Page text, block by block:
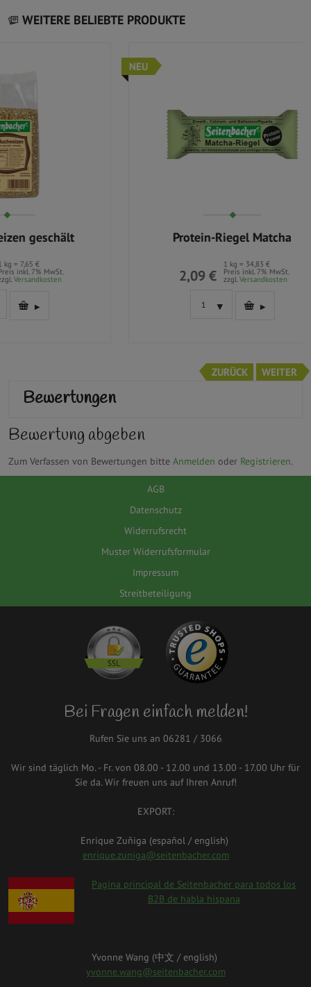
WEITERE BELIEBTE PRODUKTE
Protein-Riegel Matcha
Preis inkl. 7% MwSt.
ZURÜCK WEITER
Bewertungen
Bewertung abgeben
Zum Verfassen von Bewertungen bitte Anmelden oder Registrieren.
AGB
Datenschutz
Widerrufsrecht
Muster Widerrufsformular
Impressum
Streitbeteiligung
Bei Fragen einfach melden!
Rufen Sie uns an 06281 / 3066
Wir sind täglich Mo. - Fr. von 08.00 - 12.00 und 13.00 - 17.00 Uhr für
Sie da. Wir freuen uns auf Ihren Anruf!
EXPORT:
Enrique Zuñiga (español / english)
enrique.zuniga@seitenbacher.com
spanien.png
Pagina principal de Seitenbacher para todos los
B2B de habla hispana
Yvonne Wang (中⽂ / english)
yvonne.wang@seitenbacher.com